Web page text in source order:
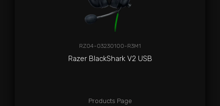
RZ04-03230100-R3M1
Razer BlackShark V2 USB
Products Page